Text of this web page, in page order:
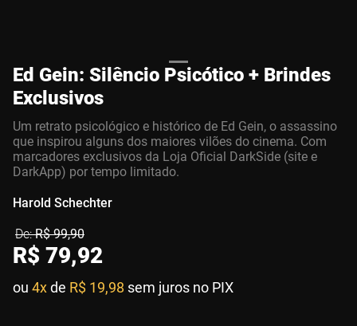
Ed Gein: Silêncio Psicótico + Brindes
Exclusivos
Um retrato psicológico e histórico de Ed Gein, o assassino
que inspirou alguns dos maiores vilões do cinema. Com
marcadores exclusivos da Loja Oficial DarkSide (site e
DarkApp) por tempo limitado.
Harold Schechter
R$ 99,90
R$ 79,92
ou 4xde R$ 19,98 sem juros no PIX